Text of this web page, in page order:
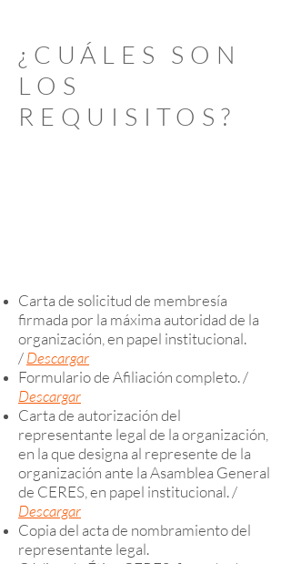
¿CUÁLES SON
LOS
REQUISITOS?
Carta de solicitud de membresía
firmada por la máxima autoridad de la
organización, en papel institucional.
/Descargar
Formulario de Afiliación completo. /
Descargar
Carta de autorización del
representante legal de la organización,
en la que designa al represente de la
organización ante la Asamblea General
de CERES, en papel institucional. /
Descargar
Copia del acta de nombramiento del
representante legal.